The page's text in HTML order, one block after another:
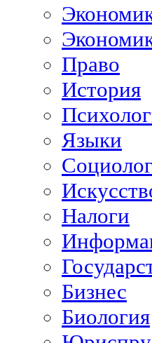
Право
История
Языки
Налоги
Бизнес
Биология